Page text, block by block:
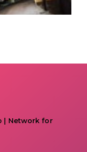
| Network for